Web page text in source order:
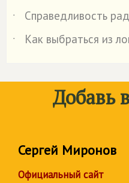
˙
Справедливость
˙
Как выбраться из
Добавь
Сергей Миронов
Официальный сайт